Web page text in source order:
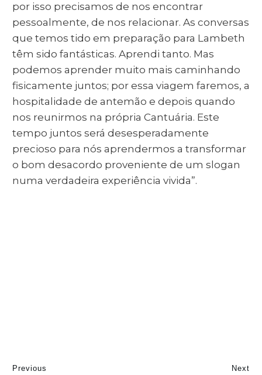
por isso precisamos de nos encontrar
pessoalmente, de nos relacionar. As conversas
que temos tido em preparação para Lambeth
têm sido fantásticas. Aprendi tanto. Mas
podemos aprender muito mais caminhando
fisicamente juntos; por essa viagem faremos, a
hospitalidade de antemão e depois quando
nos reunirmos na própria Cantuária. Este
tempo juntos será desesperadamente
precioso para nós aprendermos a transformar
o bom desacordo proveniente de um slogan
numa verdadeira experiência vivida”.
Previous Next